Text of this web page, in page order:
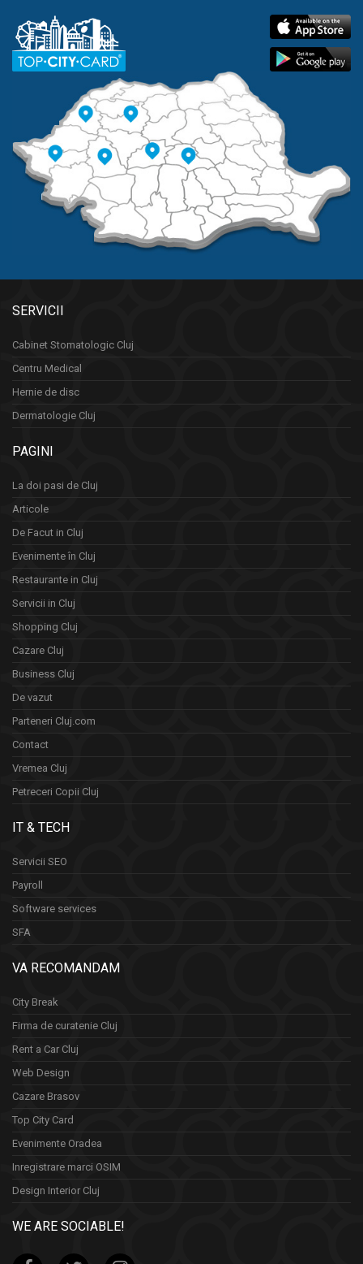
SERVICII
Cabinet Stomatologic Cluj
Centru Medical
Hernie de disc
Dermatologie Cluj
PAGINI
La doi pasi de Cluj
Articole
De Facut in Cluj
Evenimente în Cluj
Restaurante in Cluj
Servicii in Cluj
Shopping Cluj
Cazare Cluj
Business Cluj
De vazut
Parteneri Cluj.com
Contact
Vremea Cluj
Petreceri Copii Cluj
IT & TECH
Servicii SEO
Payroll
Software services
SFA
VA RECOMANDAM
City Break
Firma de curatenie Cluj
Rent a Car Cluj
Web Design
Cazare Brasov
Top City Card
Evenimente Oradea
Inregistrare marci OSIM
Design Interior Cluj
WE ARE SOCIABLE!